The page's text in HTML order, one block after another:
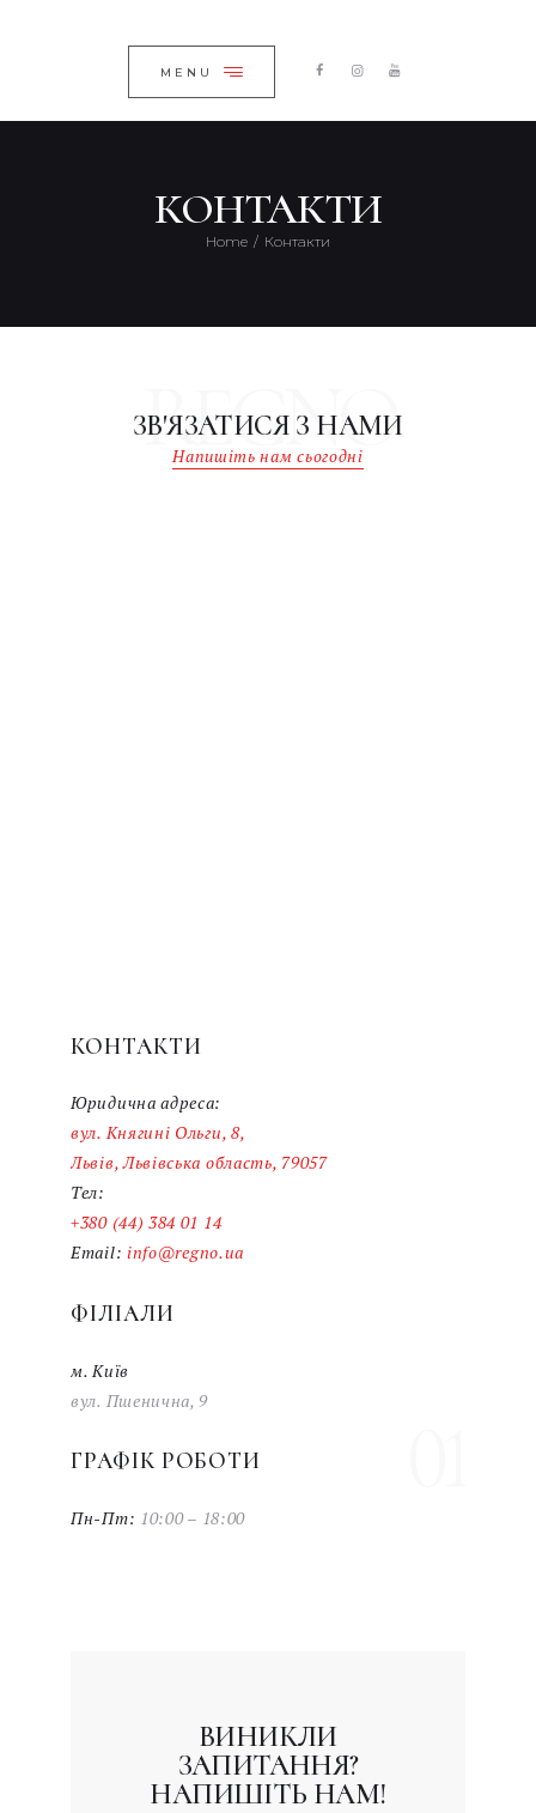
MENU
КОНТАКТИ
Home Контакти
КАТАЛОГ
ПРО КОМПАНІЮ
КОНТАКТИ
REGNO
ЗВ'ЯЗАТИСЯ З НАМИ
Напишіть нам сьогодні
КОНТАКТИ
Юридична адреса:
вул. Княгині Ольги, 8,
Львів, Львівська область, 79057
Тел:
+380 (44) 384 01 14
Email: info@regno.ua
ФІЛІАЛИ
м. Київ
вул. Пшенична, 9
ГРАФІК РОБОТИ
Пн-Пт: 10:00 – 18:00
ВИНИКЛИ
ЗАПИТАННЯ?
НАПИШІТЬ НАМ!